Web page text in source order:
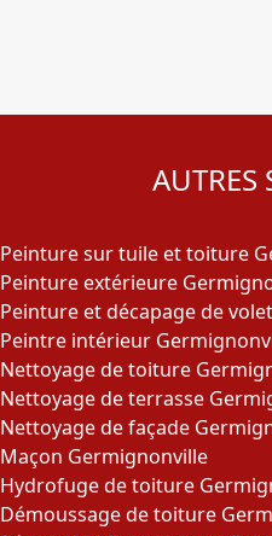
AUTRES
Peinture sur tuile et toiture
Peinture extérieure
Peinture et décapage de
Peintre intérieur
Nettoyage de toiture
Nettoyage de terrasse
Nettoyage de façade
Maçon Germignonville
Hydrofuge de toiture
Démoussage de toiture